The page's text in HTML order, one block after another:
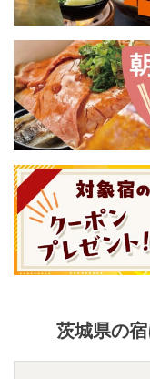
茨城県の